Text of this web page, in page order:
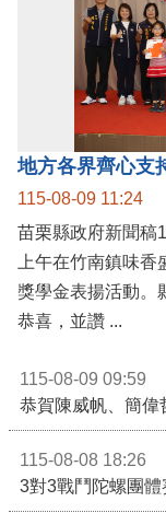
115-08-09 11:24
苗栗縣政府新聞稿115/8/9 竹南鎮天文
上午在竹南鎮味
獎學金表揚活動。
恭喜，並讚 ...
115-08-09 09:59
恭賀陳威帆、簡偉
115-08-08 18:26